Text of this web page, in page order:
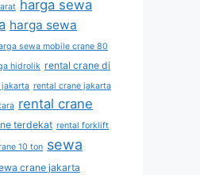
harga sewa
harga sewa
sewa mobile crane 80
hidrolik rental crane di
jakarta rental crane jakarta
rental crane
terdekat rental forklift
10 ton sewa
crane jakarta